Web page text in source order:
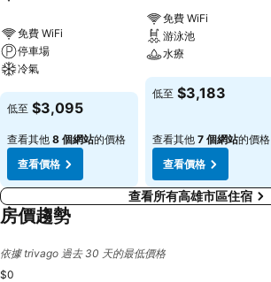
免費 WiFi
停車場
冷氣
查看價格
低至 $3,095
查看其他 8 個網站的價格
查看價格
免費 WiFi
游泳池
水療
查看價格
低至 $3,183
查看其他 7 個網站的價格
查看價格
查看所有高雄市區住宿
房價趨勢
依據 trivago 過去 30 天的最低價格
$0